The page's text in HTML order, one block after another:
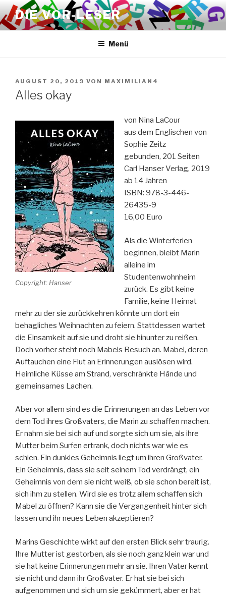
Zum
Inhalt
springen
DIE VOR-LESER
Menü
VERÖFFENTLICHT
AM
AUGUST 20, 2019 VON MAXIMILIAN4
Alles okay
Copyright: Hanser
von Nina LaCour
aus dem Englischen von
Sophie Zeitz
gebunden, 201 Seiten
Carl Hanser Verlag, 2019
ab 14 Jahren
ISBN: 978-3-446-
26435-9
16,00 Euro
Als die Winterferien
beginnen, bleibt Marin
alleine im
Studentenwohnheim
zurück. Es gibt keine
Familie, keine Heimat
mehr zu der sie zurückkehren könnte um dort ein
behagliches Weihnachten zu feiern. Stattdessen wartet
die Einsamkeit auf sie und droht sie hinunter zu reißen.
Doch vorher steht noch Mabels Besuch an. Mabel, deren
Auftauchen eine Flut an Erinnerungen auslösen wird.
Heimliche Küsse am Strand, verschränkte Hände und
gemeinsames Lachen.
Aber vor allem sind es die Erinnerungen an das Leben vor
dem Tod ihres Großvaters, die Marin zu schaffen machen.
Er nahm sie bei sich auf und sorgte sich um sie, als ihre
Mutter beim Surfen ertrank, doch nichts war wie es
schien. Ein dunkles Geheimnis liegt um ihren Großvater.
Ein Geheimnis, dass sie seit seinem Tod verdrängt, ein
Geheimnis von dem sie nicht weiß, ob sie schon bereit ist,
sich ihm zu stellen. Wird sie es trotz allem schaffen sich
Mabel zu öffnen? Kann sie die Vergangenheit hinter sich
lassen und ihr neues Leben akzeptieren?
Marins Geschichte wirkt auf den ersten Blick sehr traurig.
Ihre Mutter ist gestorben, als sie noch ganz klein war und
sie hat keine Erinnerungen mehr an sie. Ihren Vater kennt
sie nicht und dann ihr Großvater. Er hat sie bei sich
aufgenommen und sich um sie gekümmert, aber er hat